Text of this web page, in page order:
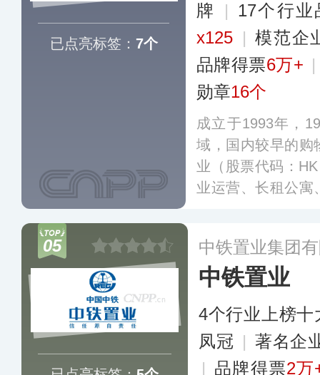
已点亮标签： 7个
牌
| 17个行业
x125 | 模范企
品牌得票6万+
勋章16个
成立于1993年，
域，国内较早的购
业（股票代码：
业运营、长租公寓
宅及复合业态标
可。更多
05 中铁置业集团
中铁置业
4个行业上榜十
凤冠 | 著名企
| 品牌得票2万